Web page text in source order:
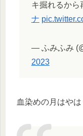
キ掘れるから
ナ
— ふみふみ
2023
血染めの月はやは